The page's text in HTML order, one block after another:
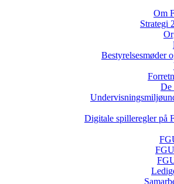
Om
Strategi
Bestyrelsesmøder
De
Digitale spilleregler på